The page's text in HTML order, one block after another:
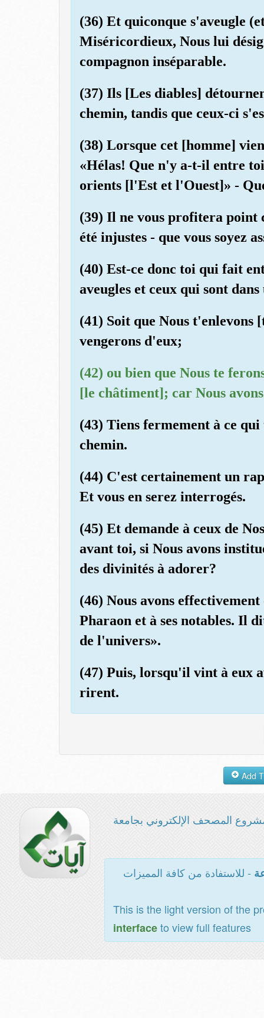
(36) Et quiconque s'aveugle
Miséricordieux, Nous lui
compagnon inséparable.
(37) Ils [Les diables]
chemin, tandis que ceux-ci
(38) Lorsque cet [homme]
«Hélas! Que n'y a-t-il entre
orients [l'Est et l'Ouest]» -
(39) Il ne vous profitera point
été injustes - que vous soyez
(40) Est-ce donc toi qui fait
aveugles et ceux qui sont
(41) Soit que Nous t'enlevons
vengerons d'eux;
(42) ou bien que Nous te
[le châtiment]; car Nous
(43) Tiens fermement à ce
chemin.
(44) C'est certainement un
Et vous en serez interrogés.
(45) Et demande à ceux de
avant toi, si Nous avons
des divinités à adorer?
(46) Nous avons
Pharaon et à ses notables. Il
de l'univers».
(47) Puis, lorsqu'il vint à eux
rirent.
المصحف الإلكتروني بجامعة
- للاستفادة من كافة المميزات
This is the light version of the
interfaceto view full features